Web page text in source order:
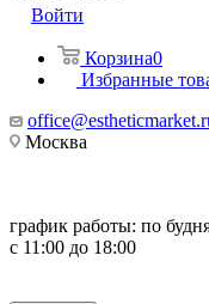
Войти
Корзина0
Избранные
Москва
график работы: по
с 11:00 до 18:00